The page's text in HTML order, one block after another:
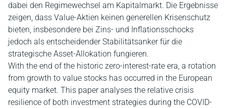
dabei den Regimewechsel am Kapitalmarkt. Die Ergebnisse
zeigen, dass Value-Aktien keinen generellen Krisenschutz
bieten, insbesondere bei Zins- und Inflationsschocks
jedoch als entscheidender Stabilitätsanker für die
strategische Asset-Allokation fungieren.
With the end of the historic zero-interest-rate era, a rotation
from growth to value stocks has occurred in the European
equity market. This paper analyses the relative crisis
resilience of both investment strategies during the COVID-